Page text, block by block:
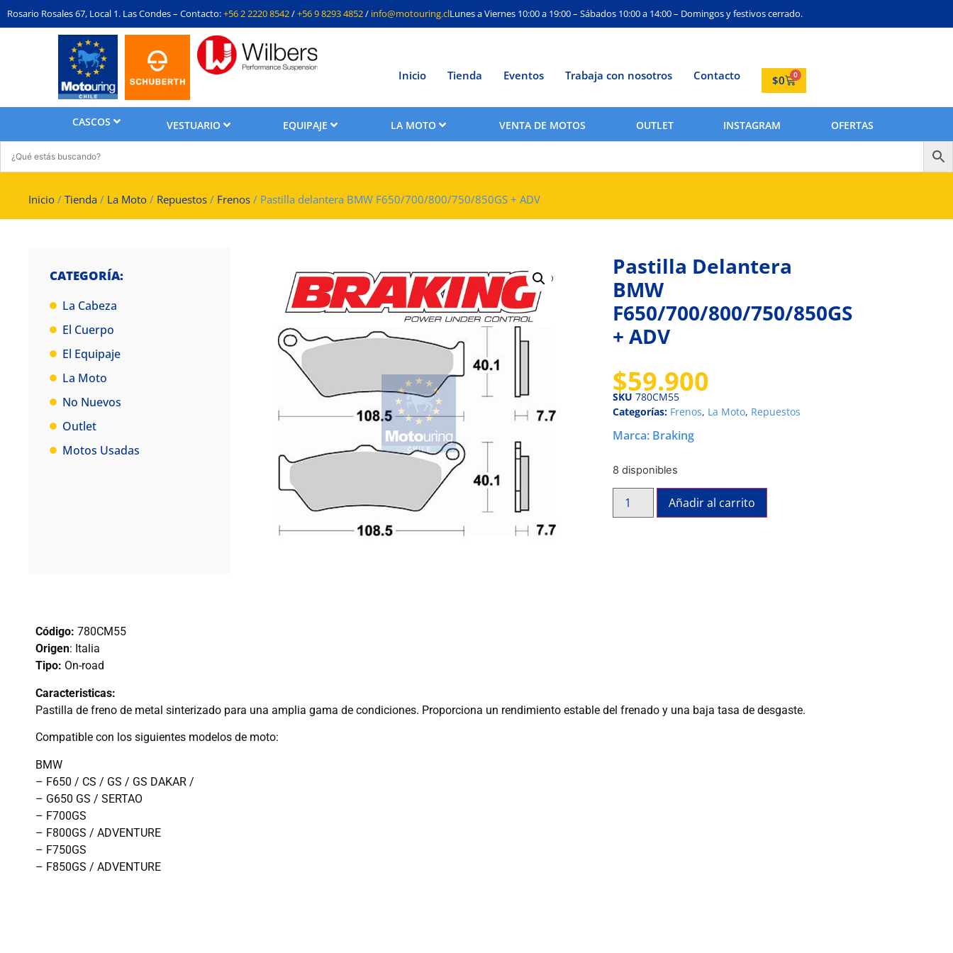
Rosario Rosales 67, Local 1. Las Condes – Contacto:+56 2 2220 8542/+56 9 8293 4852/ info@motouring.clLunes a Viernes 10:00 a 19:00 – Sábados 10:00 a 14:00 – Domingos y festivos cerrado.
Inicio Tienda Eventos Trabaja con nosotros Contacto $0 0
CASCOS VESTUARIO EQUIPAJE LA MOTO VENTA DE MOTOS OUTLET INSTAGRAM OFERTAS
Inicio / Tienda / La Moto / Repuestos / Frenos / Pastilla delantera BMW F650/700/800/750/850GS + ADV
CATEGORÍA:
La Cabeza
El Cuerpo
El Equipaje
La Moto
No Nuevos
Outlet
Motos Usadas
Pastilla Delantera
BMW
F650/700/800/750/850GS
+ ADV
$59.900
SKU 780CM55
Categorías: Frenos, La Moto, Repuestos
Marca: Braking
8 disponibles
Añadir al carrito
Código: 780CM55
Origen: Italia
Tipo: On-road
Caracteristicas:
Pastilla de freno de metal sinterizado para una amplia gama de condiciones. Proporciona un rendimiento estable del frenado y una baja tasa de desgaste.
Compatible con los siguientes modelos de moto:
BMW
– F650 / CS / GS / GS DAKAR /
– G650 GS / SERTAO
– F700GS
– F800GS / ADVENTURE
– F750GS
– F850GS / ADVENTURE